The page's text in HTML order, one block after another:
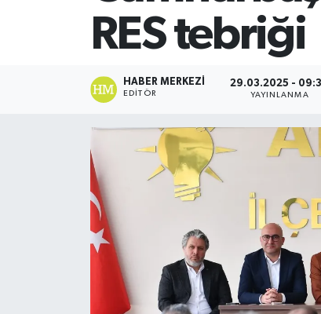
RES tebriği
HABER MERKEZI
EDITÖR
29.03.2025 -
YAYINLANMA